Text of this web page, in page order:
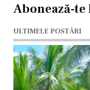
Abonează-
ULTIMELE POSTĂRI